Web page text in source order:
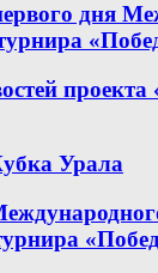
дня
проекта
Урала